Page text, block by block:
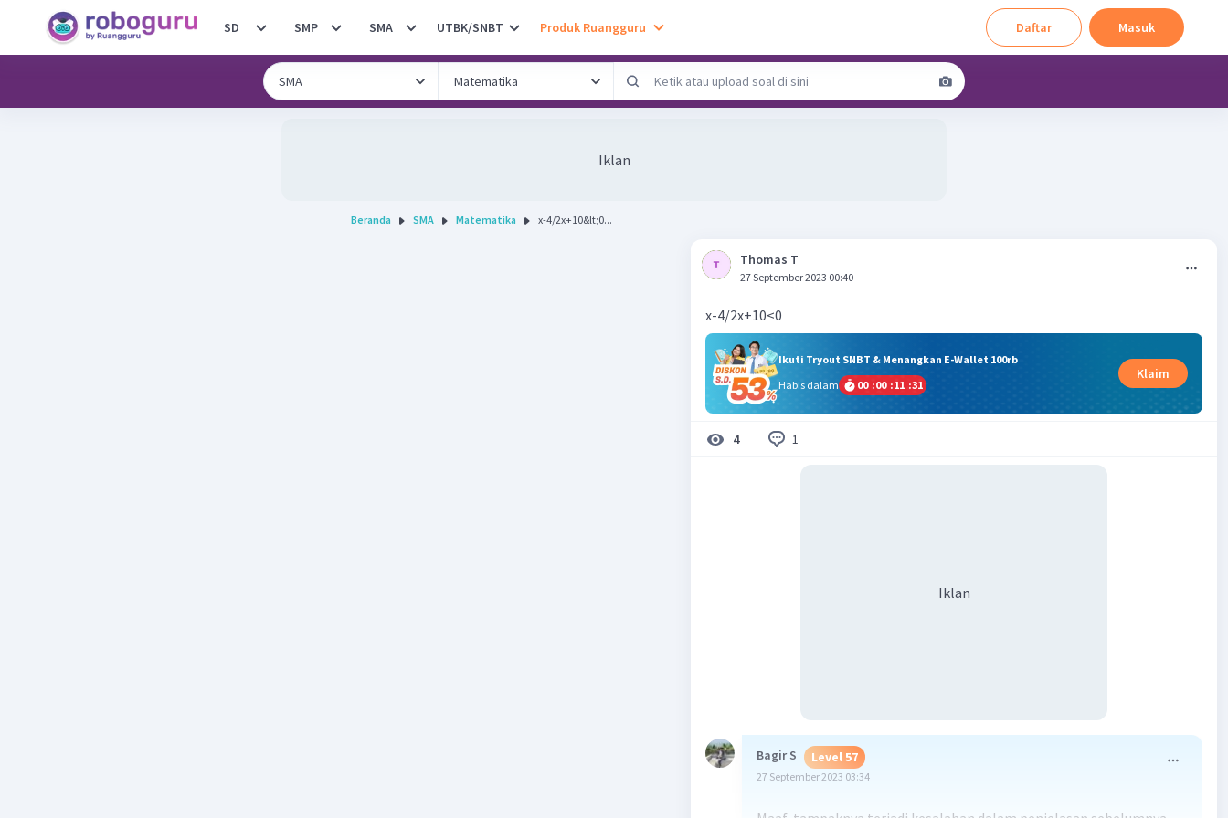
SD SMP SMA UTBK/SNBT Produk Ruangguru Daftar Masuk
Iklan
Beranda SMA Matematika x-4/2x+10&lt;0...
Thomas T
27 September 2023 00:40
x-4/2x+10<0
Ikuti Tryout SNBT & Menangkan E-Wallet 100rb
Habis dalam
00 :00 :11 :31
Klaim
4 1
Iklan
Bagir S Level 57
27 September 2023 03:34